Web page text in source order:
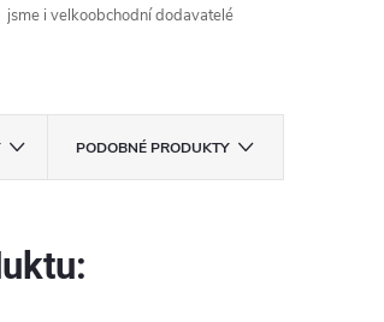
jsme i velkoobchodní dodavatelé
PODOBNÉ PRODUKTY